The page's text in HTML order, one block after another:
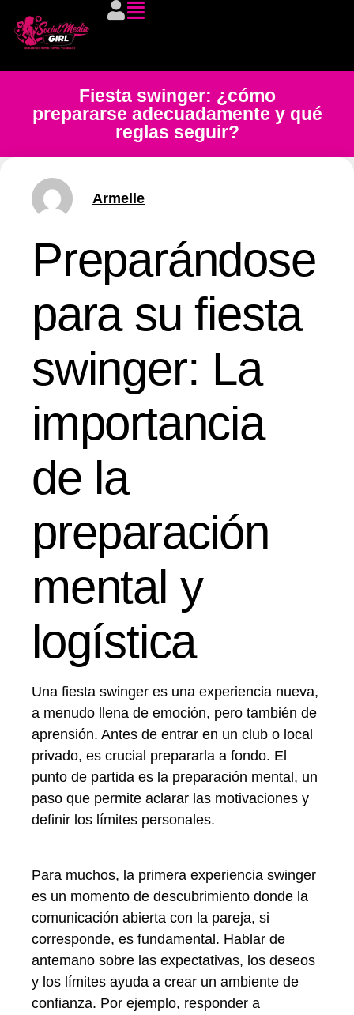
Fiesta swinger: ¿cómo
prepararse adecuadamente y qué
reglas seguir?
Armelle
Preparándose
para su fiesta
swinger: La
importancia
de la
preparación
mental y
logística
Una fiesta swinger es una experiencia nueva,
a menudo llena de emoción, pero también de
aprensión. Antes de entrar en un club o local
privado, es crucial prepararla a fondo. El
punto de partida es la preparación mental, un
paso que permite aclarar las motivaciones y
definir los límites personales.
Para muchos, la primera experiencia swinger
es un momento de descubrimiento donde la
comunicación abierta con la pareja, si
corresponde, es fundamental. Hablar de
antemano sobre las expectativas, los deseos
y los límites ayuda a crear un ambiente de
confianza. Por ejemplo, responder a